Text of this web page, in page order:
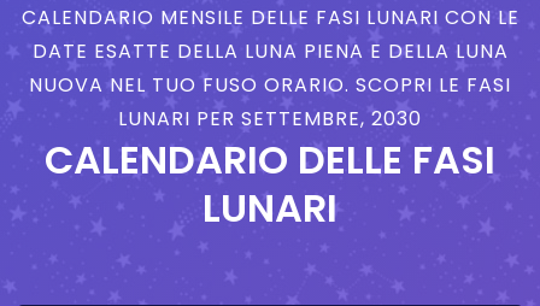
CALENDARIO MENSILE DELLE FASI LUNARI CON LE
DATE ESATTE DELLA LUNA PIENA E DELLA LUNA
NUOVA NEL TUO FUSO ORARIO. SCOPRI LE FASI
LUNARI PER SETTEMBRE, 2030
CALENDARIO DELLE FASI
LUNARI